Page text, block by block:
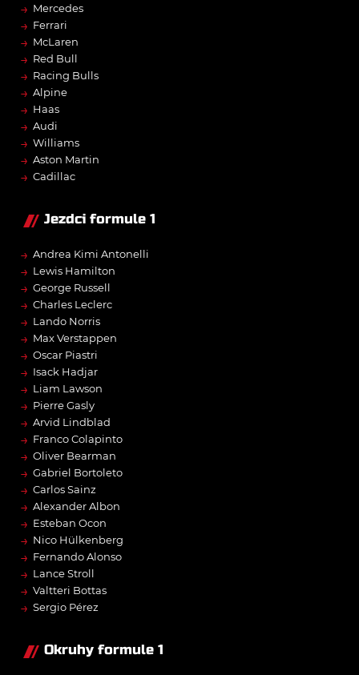
→ Mercedes
→ Ferrari
→ McLaren
→ Red Bull
→ Racing Bulls
→ Alpine
→ Haas
→ Audi
→ Williams
→ Aston Martin
→ Cadillac
Jezdci formule 1
→ Andrea Kimi Antonelli
→ Lewis Hamilton
→ George Russell
→ Charles Leclerc
→ Lando Norris
→ Max Verstappen
→ Oscar Piastri
→ Isack Hadjar
→ Liam Lawson
→ Pierre Gasly
→ Arvid Lindblad
→ Franco Colapinto
→ Oliver Bearman
→ Gabriel Bortoleto
→ Carlos Sainz
→ Alexander Albon
→ Esteban Ocon
→ Nico Hülkenberg
→ Fernando Alonso
→ Lance Stroll
→ Valtteri Bottas
→ Sergio Pérez
Okruhy formule 1